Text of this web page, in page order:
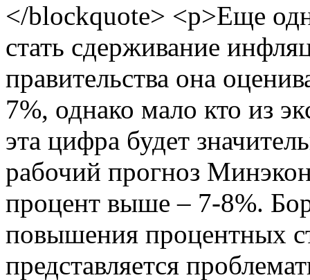
</blockquote> <p>Еще
стать сдерживание
правительства она
7%, однако мало кто из
эта цифра будет
рабочий прогноз
процент выше – 7-8%.
повышения процентных
представляется